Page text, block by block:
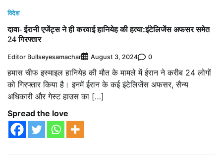
विदेश
दावा- ईरानी एजेंट्स ने ही करवाई हानियेह की हत्या:इंटेलिजेंस अफसर समेत
24 गिरफ्तार
Editor Bullseyesamachar August 3, 2024 0
हमास चीफ इस्माइल हानियेह की मौत के मामले में ईरान ने करीब 24 लोगों
को गिरफ्तार किया है। इनमें ईरान के कई इंटेलिजेंस अफसर, सैन्य
अधिकारी और गेस्ट हाउस का […]
Spread the love